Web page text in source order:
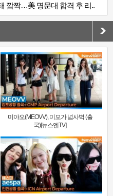
깜짝…美 명문대 합격 후 리..
미야오(MEOVV), 미모가 넘사벽 (출
국)[뉴스엔TV]